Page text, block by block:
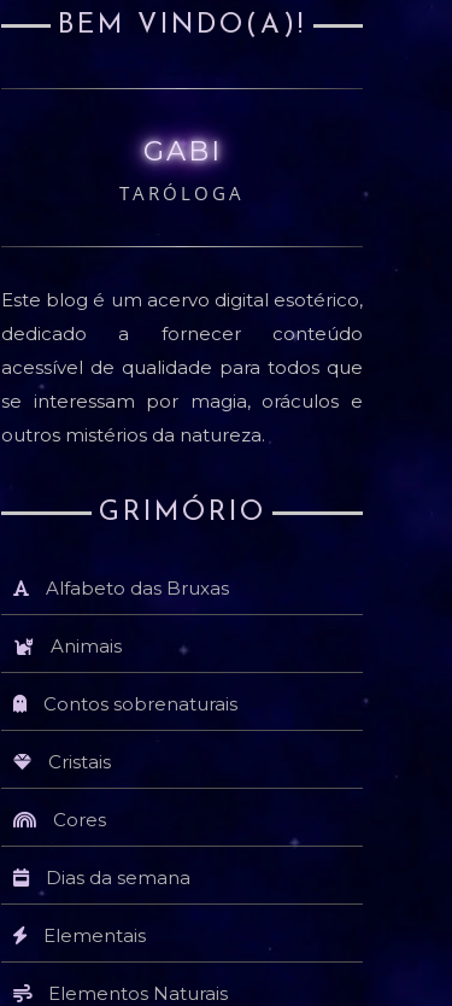
BEM VINDO(A)!
GABI
TARÓLOGA
Este blog é um acervo digital esotérico,
dedicado a fornecer conteúdo
acessível de qualidade para todos que
se interessam por magia, oráculos e
outros mistérios da natureza.
GRIMÓRIO
Alfabeto das Bruxas
Animais
Contos sobrenaturais
Cristais
Cores
Dias da semana
Elementais
Elementos Naturais